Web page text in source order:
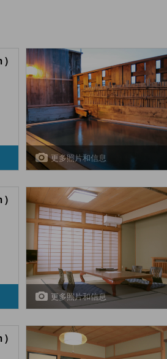
)
更多照片和信息
)
更多照片和信息
)